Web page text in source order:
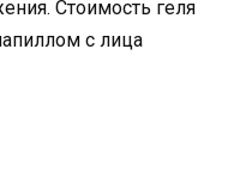
Стоимость геля
с лица